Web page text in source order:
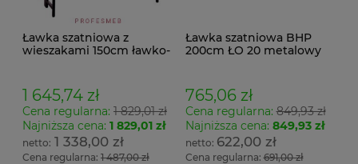
Ławka szatniowa z
wieszakami 150cm ławko-
1 645,74 zł
Cena regularna: 1 829,01 zł
Najniższa cena: 1 829,01 zł
1 338,00 zł
Cena regularna: 1 487,00 zł
Ławka szatniowa BHP
200cm ŁO 20 metalowy
765,06 zł
Cena regularna:849,93 zł
Najniższa cena: 849,93 zł
622,00 zł
Cena regularna:691,00 zł